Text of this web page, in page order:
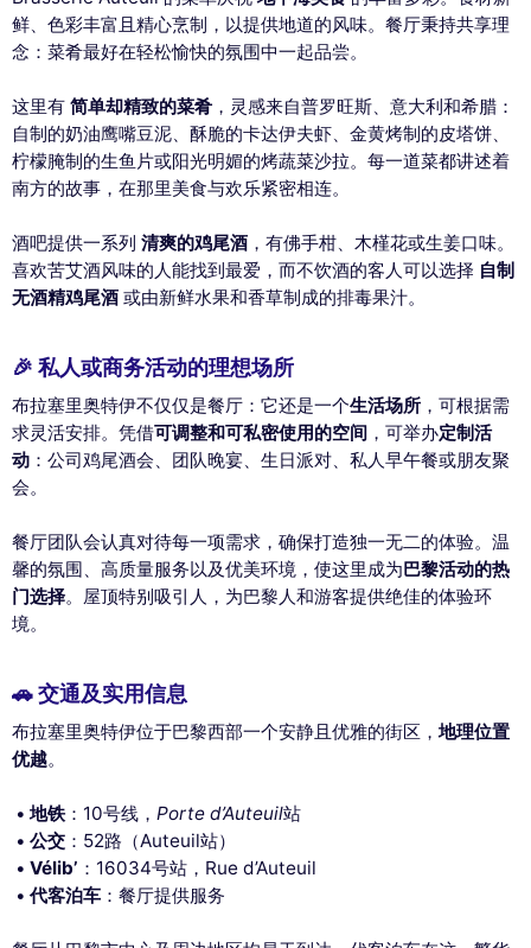
鲜、色彩丰富且精心烹制，以提供地道的风味。餐厅秉持共享理
念：菜肴最好在轻松愉快的氛围中一起品尝。
这里有 简单却精致的菜肴 ，灵感来自普罗旺斯、意大利和希腊：
自制的奶油鹰嘴豆泥、酥脆的卡达伊夫虾、金黄烤制的皮塔饼、
柠檬腌制的生鱼片或阳光明媚的烤蔬菜沙拉。每一道菜都讲述着
南方的故事，在那里美食与欢乐紧密相连。
酒吧提供一系列 清爽的鸡尾酒 ，有佛手柑、木槿花或生姜口味。
喜欢苦艾酒风味的人能找到最爱，而不饮酒的客人可以选择 自制
无酒精鸡尾酒 或由新鲜水果和香草制成的排毒果汁。
🎉 私人或商务活动的理想场所
布拉塞里奥特伊不仅仅是餐厅：它还是一个生活场所 ，可根据需
求灵活安排。凭借可调整和可私密使用的空间 ，可举办定制活
动 ：公司鸡尾酒会、团队晚宴、生日派对、私人早午餐或朋友聚
会。
餐厅团队会认真对待每一项需求，确保打造独一无二的体验。温
馨的氛围、高质量服务以及优美环境，使这里成为巴黎活动的热
门选择。屋顶特别吸引人，为巴黎人和游客提供绝佳的体验环
境。
🚗 交通及实用信息
布拉塞里奥特伊位于巴黎西部一个安静且优雅的街区，地理位置
优越。
地铁：10号线，Porte d’Auteuil站
公交 ：52路（Auteuil站）
Vélib’ ：16034号站，Rue d’Auteuil
代客泊车 ：餐厅提供服务